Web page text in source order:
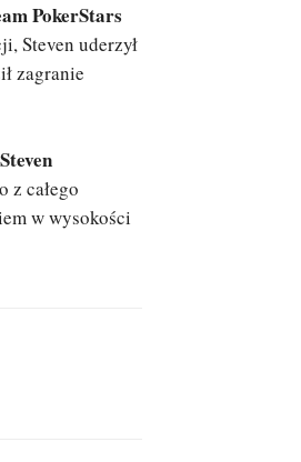
PokerStars
Steven uderzył
zagranie
z całego
w wysokości